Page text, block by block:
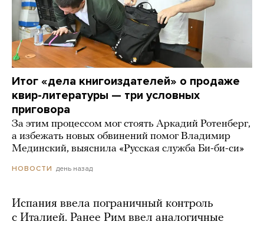
Итог «дела книгоиздателей» о продаже
квир-литературы — три условных
приговора
За этим процессом мог стоять Аркадий Ротенберг,
а избежать новых обвинений помог Владимир
Мединский, выяснила «Русская служба Би-би-си»
НОВОСТИ день назад
Испания ввела пограничный контроль
с Италией. Ранее Рим ввел аналогичные